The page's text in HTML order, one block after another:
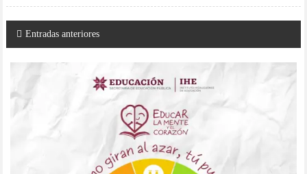
Navegación
de
entradas
Entradas anteriores